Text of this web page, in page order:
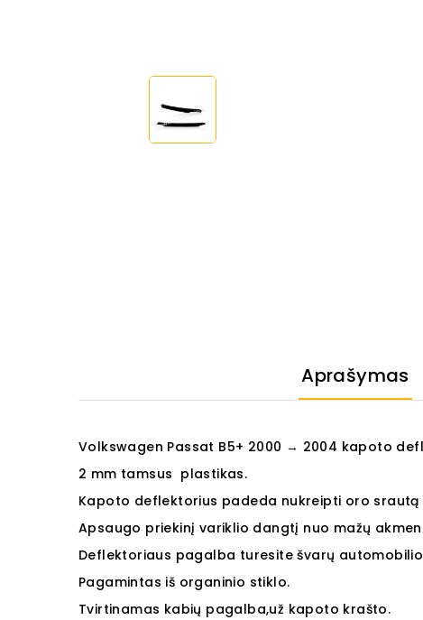
Aprašymas
Volkswagen Passat B5+ 2000 → 2004 kapoto
2 mm tamsus plastikas.
Kapoto deflektorius padeda nukreipti oro
Apsaugo priekinį variklio dangtį nuo mažų
Deflektoriaus pagalba turesite švarų
Pagamintas iš organinio stiklo.
Tvirtinamas kabių pagalba,už kapoto krašto.